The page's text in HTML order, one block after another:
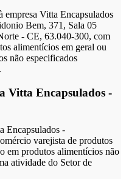
Vitta Encapsulados
Bem, 371, Sala 05
- CE, 63.040-300, com
alimentícios em geral ou
não especificados
Vitta Encapsulados -
Encapsulados -
varejista de produtos
em produtos alimentícios não
atividade do Setor de